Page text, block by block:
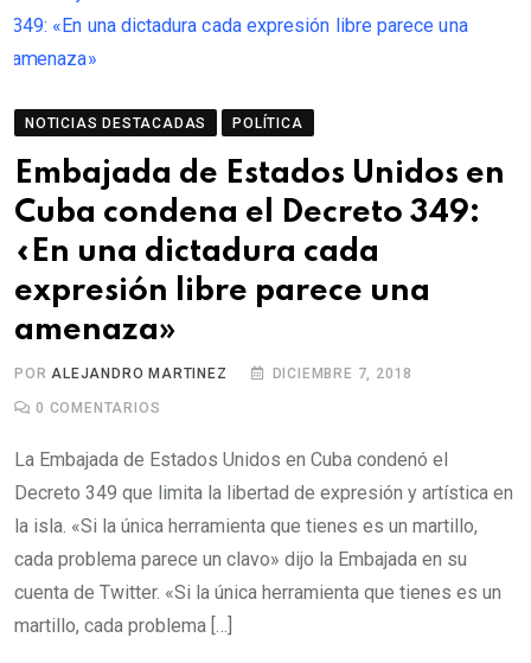
NOTICIAS DESTACADAS POLÍTICA
Embajada de Estados Unidos en
Cuba condena el Decreto 349:
«En una dictadura cada
expresión libre parece una
amenaza»
POR ALEJANDRO MARTINEZ DICIEMBRE 7, 2018
0 COMENTARIOS
La Embajada de Estados Unidos en Cuba condenó el
Decreto 349 que limita la libertad de expresión y artística en
la isla. «Si la única herramienta que tienes es un martillo,
cada problema parece un clavo» dijo la Embajada en su
cuenta de Twitter. «Si la única herramienta que tienes es un
martillo, cada problema […]